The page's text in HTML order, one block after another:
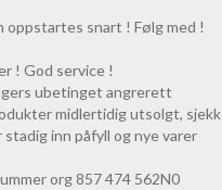
oppstartes snart ! Følg med !
! God service !
ubetinget angrerett
midlertidig utsolgt, sjekk
stadig inn påfyll og nye varer
org 857 474 562N0